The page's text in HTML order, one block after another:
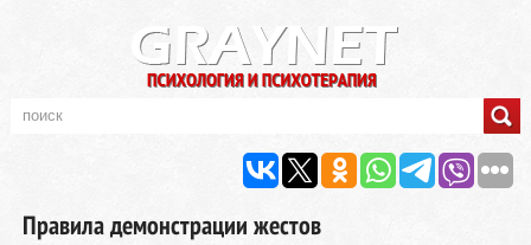
Правила демонстрации жестов